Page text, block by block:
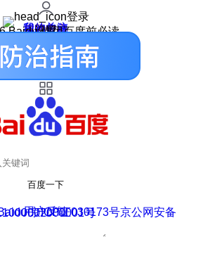
登录
我的关注
我的收藏
皮肤中心
用户反馈
设置
Baidu 使用百度前必读
百度一下
用户反馈
京ICP证030173号
公网安备11000002000001号